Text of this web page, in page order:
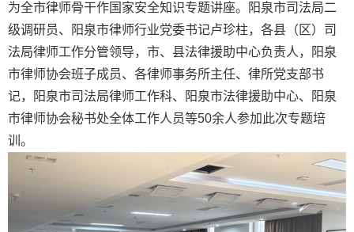
为全市律师骨干作国家安全知识专题讲座。阳泉市司法局二
级调研员、阳泉市律师行业党委书记卢珍柱，各县（区）司
法局律师工作分管领导，市、县法律援助中心负责人，阳泉
市律师协会班子成员、各律师事务所主任、律所党支部书
记，阳泉市司法局律师工作科、阳泉市法律援助中心、阳泉
市律师协会秘书处全体工作人员等50余人参加此次专题培
训。